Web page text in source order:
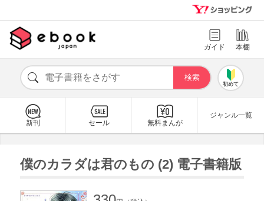
ガイド 本棚
初めて
新刊 セール 無料まんが
ジャンル一覧
僕のカラダは君のもの (2) 電子書籍版